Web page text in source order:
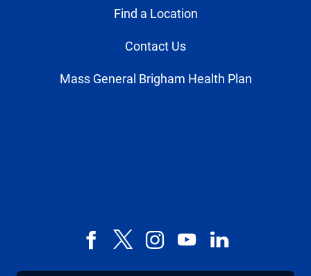
Find a Location
Contact Us
Mass General Brigham Health Plan
Facebook
X,
InstagramYouTubeLinkedIn